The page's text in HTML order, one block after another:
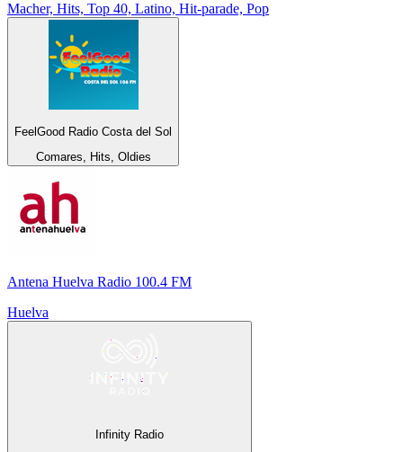
Macher, Hits, Top 40, Latino, Hit-parade, Pop
FeelGood Radio Costa del Sol
Comares, Hits, Oldies
Antena Huelva Radio 100.4 FM
Huelva
Infinity Radio